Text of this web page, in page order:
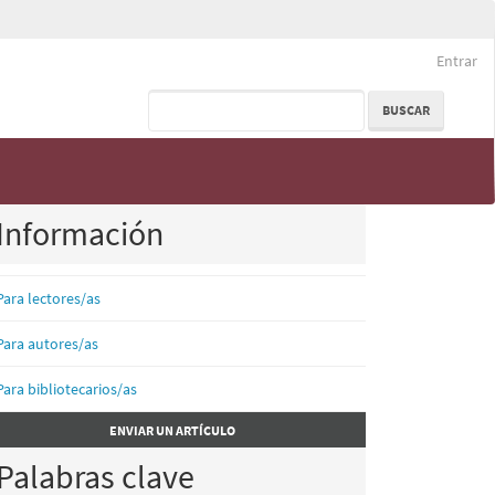
Entrar
BUSCAR
lectores/as
autores/as
bibliotecarios/as
ENVIAR UN ARTÍCULO
clave